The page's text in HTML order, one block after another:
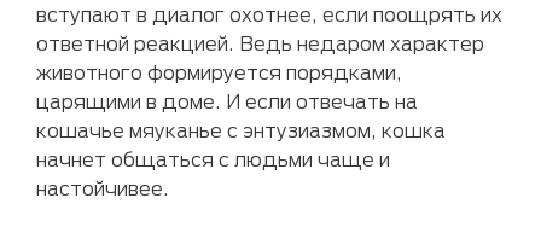
вступают в диалог охотнее, если поощрять их
ответной реакцией. Ведь недаром характер
животного формируется порядками,
царящими в доме. И если отвечать на
кошачье мяуканье с энтузиазмом, кошка
начнет общаться с людьми чаще и
настойчивее.